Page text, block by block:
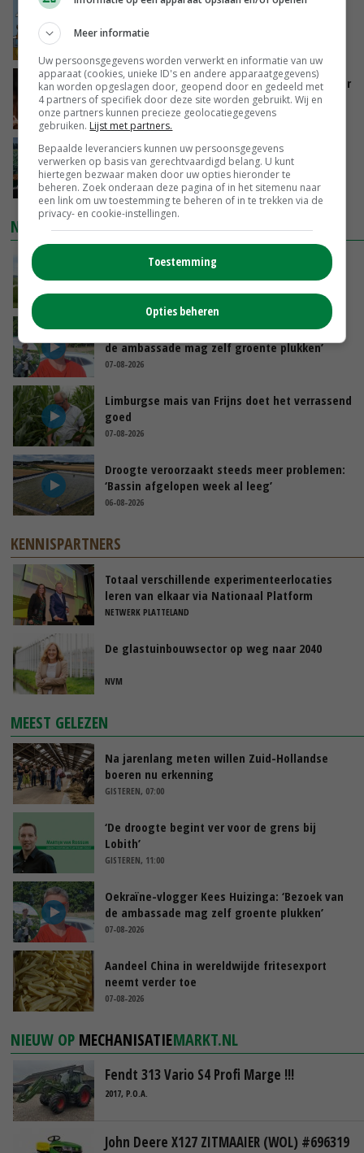
groot: Nederland in Europese top
Vlaamse varkensstapel krimpt, pluimveesector
groeit door schaalvergroting
GISTEREN, 15:20
‘Cijfer jezelf niet weg en doe vooral ook waar
je gelukkig van wordt’
GISTEREN, 13:31
NIEUWSTE VIDEO'S
POAH!: John Deere 7730
GISTEREN, 10:00
Oekraïne-vlogger Kees Huizinga: ‘Bezoek van
de ambassade mag zelf groente plukken’
07-08-2026
Limburgse mais van Frijns doet het verrassend
goed
07-08-2026
Droogte veroorzaakt steeds meer problemen:
‘Bassin afgelopen week al leeg’
06-08-2026
KENNISPARTNERS
Totaal verschillende experimenteerlocaties
leren van elkaar via Nationaal Platform
NETWERK PLATTELAND
De glastuinbouwsector op weg naar 2040
NVM
MEEST GELEZEN
Na jarenlang meten willen Zuid-Hollandse
boeren nu erkenning
GISTEREN, 07:00
‘De droogte begint ver voor de grens bij
Lobith’
GISTEREN, 11:00
Oekraïne-vlogger Kees Huizinga: ‘Bezoek van
de ambassade mag zelf groente plukken’
07-08-2026
Aandeel China in wereldwijde fritesexport
neemt verder toe
07-08-2026
NIEUW OP MECHANISATIEMARKT.NL
Fendt 313 Vario S4 Profi Marge !!!
2017, P.O.A.
John Deere X127 ZITMAAIER (WOL) #696319
Meer informatie
Uw persoonsgegevens worden verwerkt en informatie van uw
apparaat (cookies, unieke ID's en andere apparaatgegevens)
kan worden opgeslagen door, geopend door en gedeeld met
4 partners of specifiek door deze site worden gebruikt. Wij en
onze partners kunnen precieze geolocatiegegevens
gebruiken. Lijst met partners.
Bepaalde leveranciers kunnen uw persoonsgegevens
verwerken op basis van gerechtvaardigd belang. U kunt
hiertegen bezwaar maken door uw opties hieronder te
beheren. Zoek onderaan deze pagina of in het sitemenu naar
een link om uw toestemming te beheren of in te trekken via de
privacy- en cookie-instellingen.
Toestemming
Opties beheren